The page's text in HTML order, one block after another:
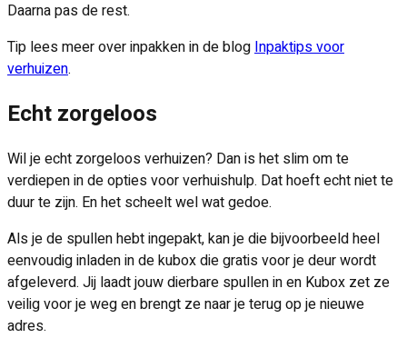
Daarna pas de rest.
Tip lees meer over inpakken in de blogInpaktips voor
verhuizen.
Echt zorgeloos
Wil je echt zorgeloos verhuizen? Dan is het slim om te
verdiepen in de opties voor verhuishulp. Dat hoeft echt niet te
duur te zijn. En het scheelt wel wat gedoe.
Als je de spullen hebt ingepakt, kan je die bijvoorbeeld heel
eenvoudig inladen in de kubox die gratis voor je deur wordt
afgeleverd. Jij laadt jouw dierbare spullen in en Kubox zet ze
veilig voor je weg en brengt ze naar je terug op je nieuwe
adres.